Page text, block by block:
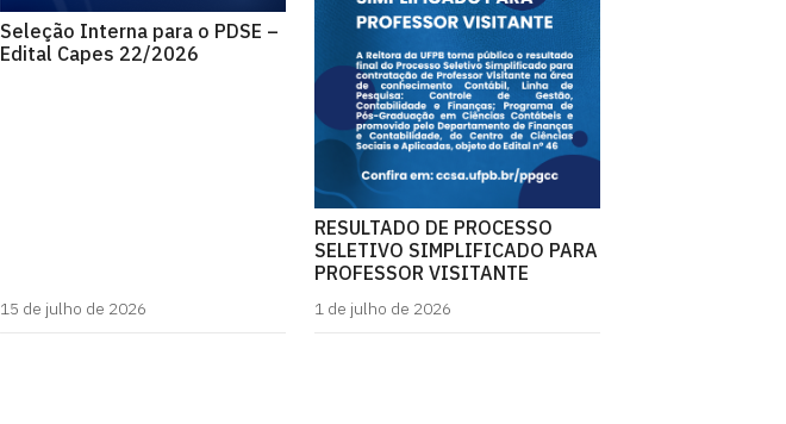
Seleção Interna para o PDSE –
Edital Capes 22/2026
15 de julho de 2026
RESULTADO DE PROCESSO
SELETIVO SIMPLIFICADO PARA
PROFESSOR VISITANTE
1 de julho de 2026